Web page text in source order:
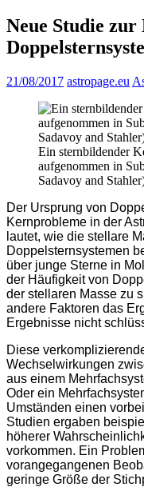
Neue Studie zur
21/08/2017 astropage.eu
Ein sternbildender
aufgenommen in
Sadavoy and
Der Ursprung von
Kernprobleme in der
lautet, wie die stellare
Doppelsternsystemen
über junge Sterne in
der Häufigkeit von
der stellaren Masse zu
andere Faktoren das
Ergebnisse nicht
Diese
Wechselwirkungen
aus einem
Oder ein
Umständen einen
Studien ergaben
höherer
vorkommen. Ein
vorangegangenen
geringe Größe der